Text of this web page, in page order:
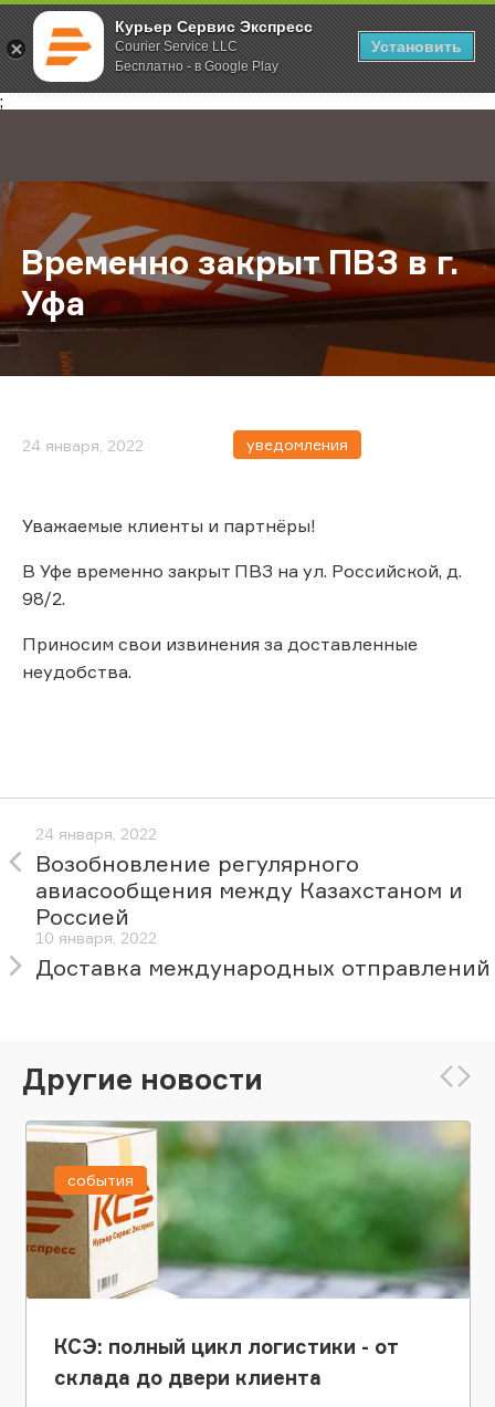
Курьер Сервис Экспресс
Courier Service LLC
Бесплатно - в Google Play
Установить
;
Главная О компании Новости Временно закрыт ПВЗ в г. Уфа
Временно закрыт ПВЗ в г.
Уфа
24 января, 2022 уведомления
Уважаемые клиенты и партнёры!
В Уфе временно закрыт ПВЗ на ул. Российской, д.
98/2.
Приносим свои извинения за доставленные
неудобства.
24 января, 2022
Возобновление регулярного
авиасообщения между Казахстаном и
Россией
10 января, 2022
Доставка международных отправлений
Другие новости
КСЭ: полный цикл логистики - от
склада до двери клиента
события